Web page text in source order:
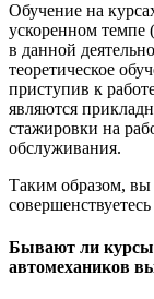
Обучение на
ускоренном темпе
в данной
теоретическое
приступив к
являются
стажировки на
обслуживания.
Таким образом, вы
Бывают ли курсы
автомехаников